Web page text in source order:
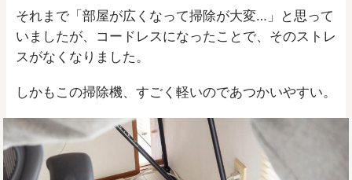
それまで「部屋が広くなって掃除が大変…」と思って
いましたが、コードレスになったことで、そのストレ
スがなくなりました。
しかもこの掃除機、すごく軽いのであつかいやすい。